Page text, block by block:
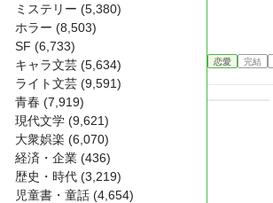
恋愛 完結
ミステリー (5,380)
ホラー (8,503)
SF (6,733)
キャラ文芸 (5,634)
ライト文芸 (9,591)
青春 (7,919)
現代文学 (9,621)
大衆娯楽 (6,070)
経済・企業 (436)
歴史・時代 (3,219)
児童書・童話 (4,654)